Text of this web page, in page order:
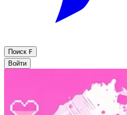
Поиск F
Войти